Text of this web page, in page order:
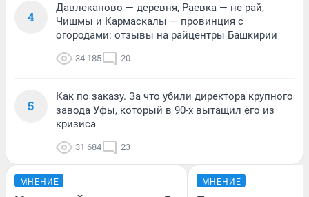
4
Давлеканово — деревня, Раевка — не рай,
Чишмы и Кармаскалы — провинция с
огородами: отзывы на райцентры Башкирии
34 185 20
5
Как по заказу. За что убили директора крупного
завода Уфы, который в 90-х вытащил его из
кризиса
31 684 23
МНЕНИЕ МНЕНИЕ